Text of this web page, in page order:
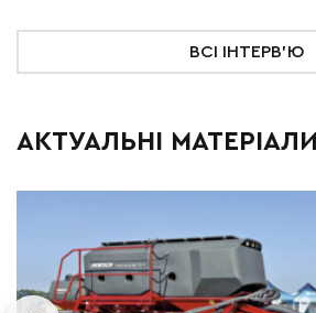
ВСІ ІНТЕРВ'Ю
АКТУАЛЬНІ МАТЕРІАЛИ